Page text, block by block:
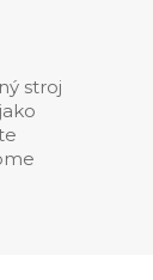
stroj